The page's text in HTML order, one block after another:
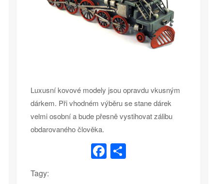
Luxusní kovové modely jsou opravdu vkusným
dárkem. Při vhodném výběru se stane dárek
velmi osobní a bude přesně vystihovat zálibu
obdarovaného člověka.
Facebook
Share
Tagy: